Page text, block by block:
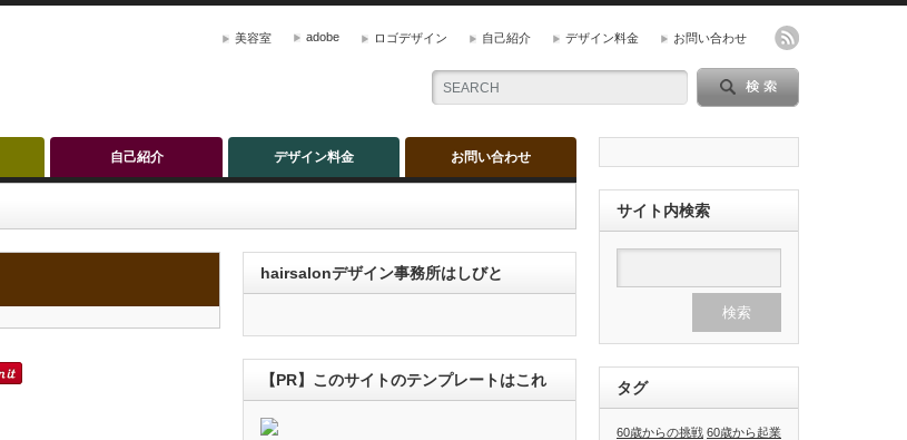
美容室 adobe ロゴデザイン 自己紹介 デザイン料金 お問い合わせ
自己紹介 デザイン料金 お問い合わせ
hairsalonデザイン事務所はしびと
【PR】このサイトのテンプレートはこれ
サイト内検索
タグ
60歳からの挑戦 60歳から起業